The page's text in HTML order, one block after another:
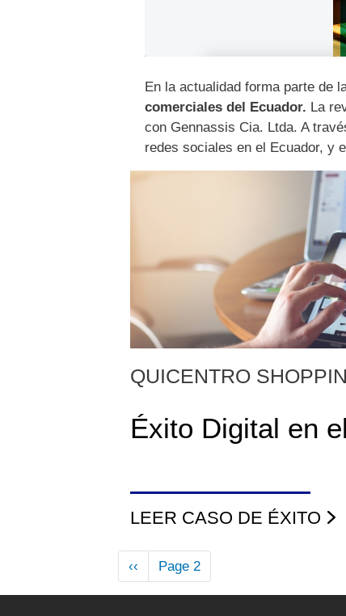
En la actualidad forma parte de
comerciales del Ecuador. La
con Gennassis Cia. Ltda. A
redes sociales en el Ecuador, y
QUICENTRO
Éxito Digital en
LEER CASO DE ÉXITO
Pagination
Previous
page
‹‹ Page 2